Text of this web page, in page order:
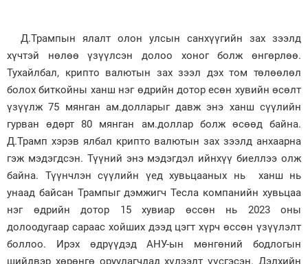
Д.Трампын ялалт олон улсын санхүүгийн зах зээлд
хүчтэй нөлөө үзүүлсэн долоо хоног болж өнгөрлөө.
Тухайлбал, крипто валютын зах зээл дэх том төлөөлөл
болох биткойны ханш нэг өдрийн дотор есөн хувийн өсөлт
үзүүлж 75 мянган ам.долларыг давж энэ ханш сүүлийн
гурван өдөрт 80 мянган ам.доллар болж өсөөд байна.
Д.Трамп хэрэв ялбал крипто валютын зах зээлд анхаарна
гэж мэдэгдсэн. Түүний энэ мэдэгдэл ийнхүү биеллээ олж
байна. Түүнчлэн сүүлийн үед хувьцааных нь ханш нь
унаад байсан Трампыг дэмжигч Тесла компанийн хувьцаа
нэг өдрийн дотор 15 хувиар өссөн нь 2023 оны
долоодугаар сараас хойших дээд цэгт хүрч өссөн үзүүлэлт
боллоо. Ирэх өдрүүдэд АНУ-ын мөнгөний бодлогын
шийдвэр хөрөнгө оруулагчдад хүлээлт үүсгэсэн. Дэлхийн